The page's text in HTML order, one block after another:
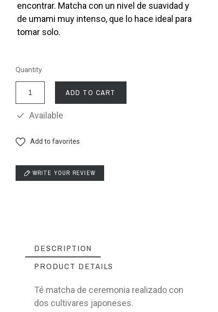
encontrar. Matcha con un nivel de suavidad y
de umami muy intenso, que lo hace ideal para
tomar solo.
Quantity
ADD TO CART
Available
Add to favorites
WRITE YOUR REVIEW
DESCRIPTION
PRODUCT DETAILS
Té matcha de ceremonia realizado con
dos cultivares japoneses.